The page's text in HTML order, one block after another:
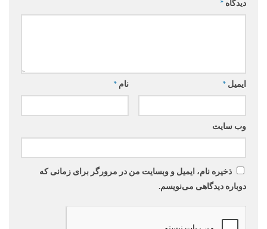
دیدگاه *
نام * ایمیل *
وب‌ سایت
ذخیره نام، ایمیل و وبسایت من در مرورگر برای زمانی که
دوباره دیدگاهی می‌نویسم.